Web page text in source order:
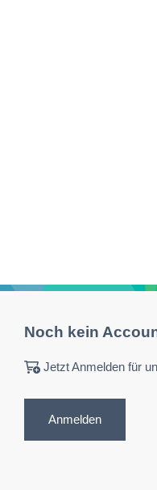
Noch kein
Jetzt Anmelden für
Anmelden